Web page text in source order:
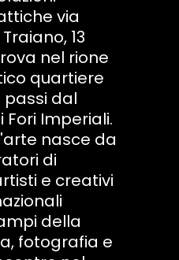
via
13
nel rione
quartiere
passi dal
Fori Imperiali.
nasce da
di
e creativi
della
fotografia e